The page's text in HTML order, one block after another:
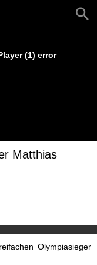
(1) error
Matthias
Olympiasieger